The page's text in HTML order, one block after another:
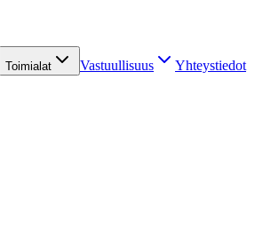
Toimialat Vastuullisuus Yhteystiedot